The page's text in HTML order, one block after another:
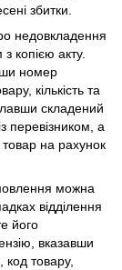
збитки.
недовкладення
копією акту.
номер
кількість та
складений
перевізником, а
на рахунок
можна
відділення
його
вказавши
товару,